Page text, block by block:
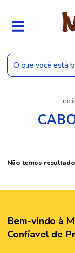
Não temos
Bem-vindo à
Confíavel de